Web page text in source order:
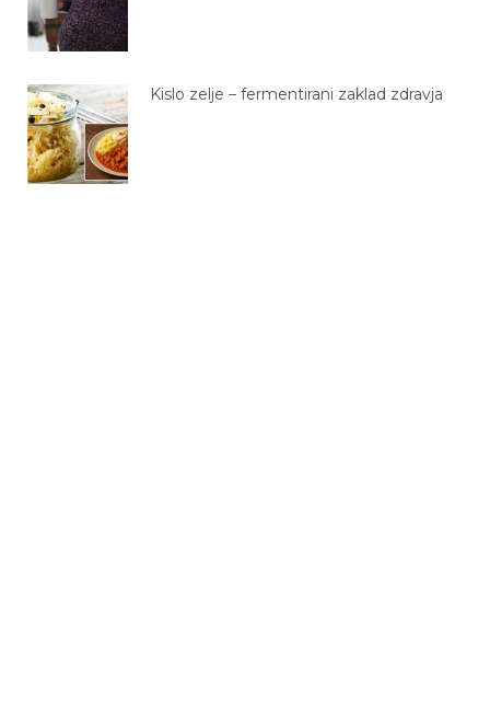
Kislo zelje – fermentirani zaklad zdravja